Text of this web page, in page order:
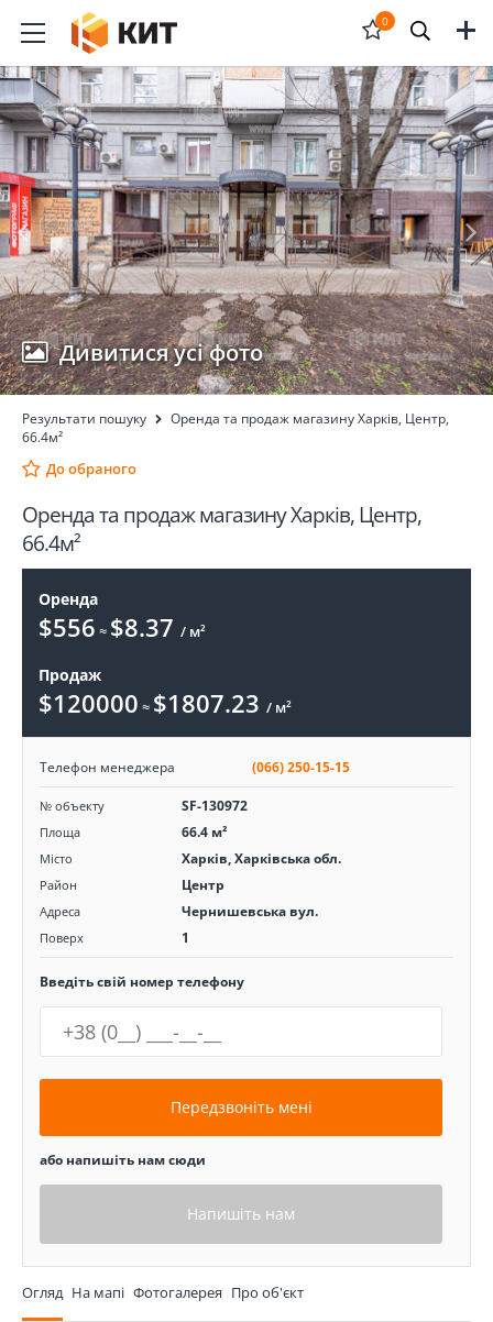
0
Відкрити
форму
пошука
Дивитися усі фото
Результати пошуку
Оренда та продаж магазину Харків, Центр,
66.4м²
До обраного
Оренда та продаж магазину Харків, Центр,
66.4м²
Оренда
$556 ≈ $8.37 / м²
Продаж
$120000 ≈ $1807.23 / м²
Телефон менеджера (066) 250-15-15
№ объекту SF-130972
Площа 66.4 м²
Місто Харків, Харківська обл.
Район Центр
Адреса Чернишевська вул.
Поверх 1
Введіть свій номер телефону
Передзвоніть мені
або напишіть нам сюди
Напишіть нам
Огляд На мапі Фотогалерея Про об'єкт